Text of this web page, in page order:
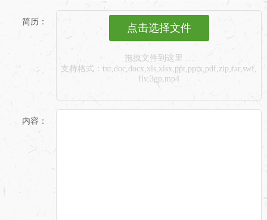
简历：
点击选择文件
拖拽文件到这里 …
支持格式：txt,doc,docx,xls,xlsx,ppt,pptx,pdf,zip,rar,swf,
flv,3gp,mp4
内容：